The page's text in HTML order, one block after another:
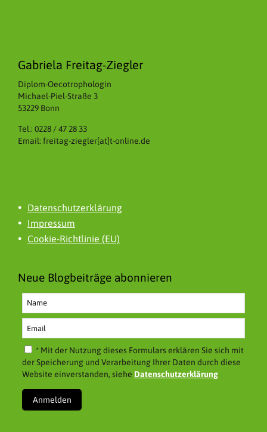
Gabriela Freitag-Ziegler
Diplom-Oecotrophologin
Michael-Piel-Straße 3
53229 Bonn
Tel.: 0228 / 47 28 33
Email: freitag-ziegler[at]t-online.de
Datenschutzerklärung
Impressum
Cookie-Richtlinie (EU)
Neue Blogbeiträge abonnieren
* Mit der Nutzung dieses Formulars erklären Sie sich mit
der Speicherung und Verarbeitung Ihrer Daten durch diese
Website einverstanden, siehe Datenschutzerklärung